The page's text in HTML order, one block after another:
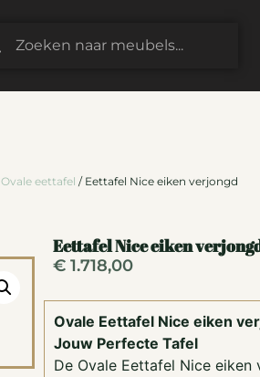
Ovale eettafel / Eettafel Nice eiken verjongd
Eettafel Nice eiken
€1.718,00
Ovale Eettafel Nice eiken
Jouw Perfecte Tafel
De Ovale Eettafel Nice eiken